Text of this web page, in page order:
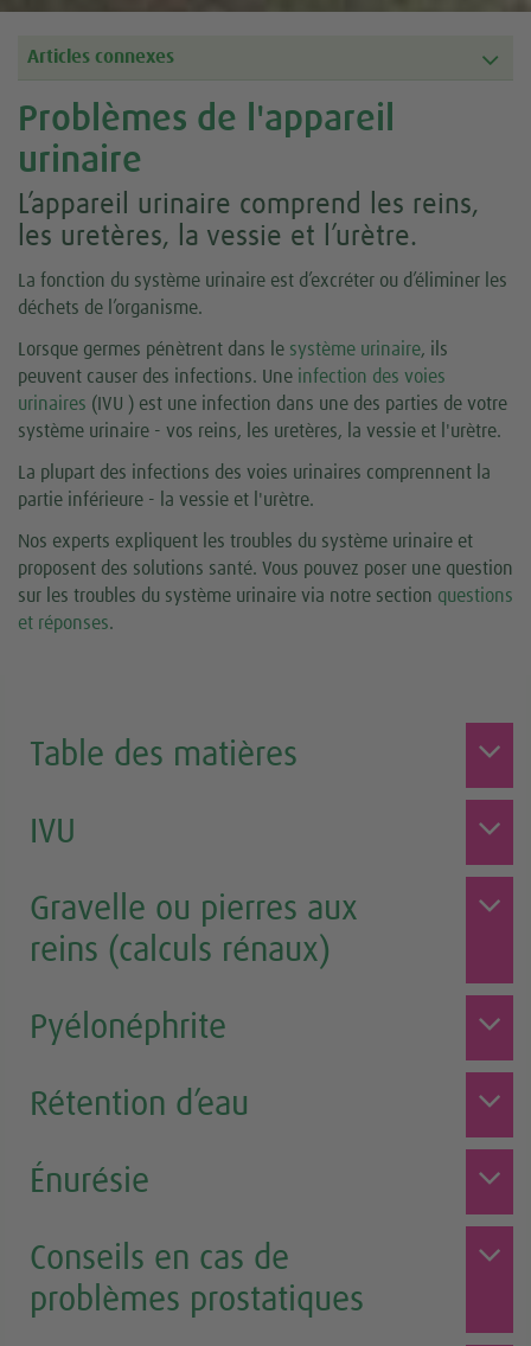
Articles connexes
Problèmes de l'appareil
urinaire
L’appareil urinaire comprend les reins,
les uretères, la vessie et l’urètre.
La fonction du système urinaire est d’excréter ou d’éliminer les
déchets de l’organisme.
Lorsque germes pénètrent dans le système urinaire, ils
peuvent causer des infections. Une infection des voies
urinaires (IVU ) est une infection dans une des parties de votre
système urinaire - vos reins, les uretères, la vessie et l'urètre.
La plupart des infections des voies urinaires comprennent la
partie inférieure - la vessie et l'urètre.
Nos experts expliquent les troubles du système urinaire et
proposent des solutions santé. Vous pouvez poser une question
sur les troubles du système urinaire via notre section questions
et réponses.
Table des matières
IVU
Gravelle ou pierres aux
reins (calculs rénaux)
Pyélonéphrite
Rétention d’eau
Énurésie
Conseils en cas de
problèmes prostatiques